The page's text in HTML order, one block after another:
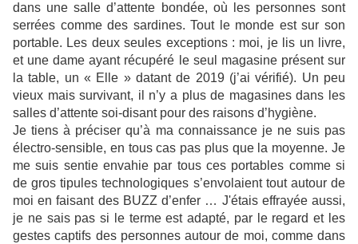
dans une salle d’attente bondée, où les personnes sont
serrées comme des sardines. Tout le monde est sur son
portable. Les deux seules exceptions : moi, je lis un livre,
et une dame ayant récupéré le seul magasine présent sur
la table, un « Elle » datant de 2019 (j’ai vérifié). Un peu
vieux mais survivant, il n’y a plus de magasines dans les
salles d’attente soi-disant pour des raisons d’hygiène.
Je tiens à préciser qu’à ma connaissance je ne suis pas
électro-sensible, en tous cas pas plus que la moyenne. Je
me suis sentie envahie par tous ces portables comme si
de gros tipules technologiques s’envolaient tout autour de
moi en faisant des BUZZ d’enfer … J'étais effrayée aussi,
je ne sais pas si le terme est adapté, par le regard et les
gestes captifs des personnes autour de moi, comme dans